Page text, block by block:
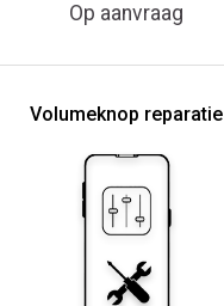
Op aanvraag
Volumeknop reparatie